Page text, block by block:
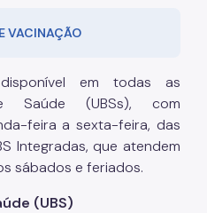
VACINAÇÃO
em todas as
Saúde (UBSs), com
feira a sexta-feira, das
Integradas, que atendem
sábados e feriados.
(UBS)